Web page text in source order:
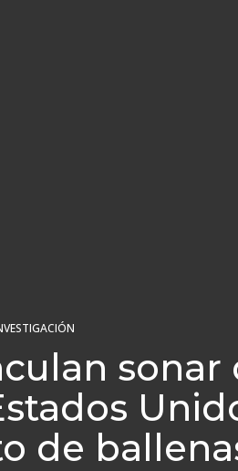
sonar
de